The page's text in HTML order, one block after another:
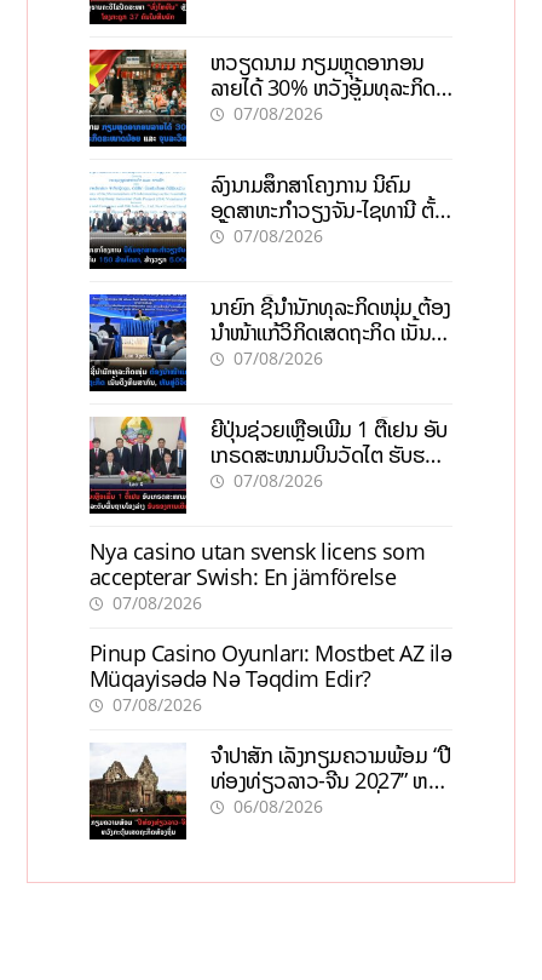
ຫວຽດນາມ ກຽມຫຼຸດອາກອນ
ລາຍໄດ້ 30% ຫວັງອູ້ມທຸລະກິດ
ຂະໜາດນ້ອຍ ແລະ ຈຸນລະ
07/08/2026
ລົງນາມສຶກສາໂຄງການ ນິຄົມ
ອຸດສາຫະກຳວຽງຈັນ-ໄຊທານີ ຕັ້ງ
ເປົ້າດຶງທຶນ 150 ລ້ານໂດລາ, ສ້າງ
07/08/2026
ນາຍົກ ຊີ້ນຳນັກທຸລະກິດໜຸ່ມ ຕ້ອງ
ນຳໜ້າແກ້ວິກິດເສດຖະກິດ ເນັ້ນດຶງ
ທຶນສາກົນ, ຫັນສູ່ດິຈິຕອນ
07/08/2026
ຍີ່ປຸ່ນຊ່ວຍເຫຼືອເພີ່ມ 1 ຕື້ເຢນ ອັບ
ເກຣດສະໜາມບິນວັດໄຕ ຮັບຮອງ
ການເຕີບໂຕ
07/08/2026
Nya casino utan svensk licens som
accepterar Swish: En jämförelse
07/08/2026
Pinup Casino Oyunları: Mostbet AZ ilə
Müqayisədə Nə Təqdim Edir?
07/08/2026
ຈຳປາສັກ ເລັ່ງກຽມຄວາມພ້ອມ “ປີ
ທ່ອງທ່ຽວລາວ-ຈີນ 2027” ຫວັງ
ກະຕຸ້ນເສດຖະກິດທ້ອງຖິ່ນ
06/08/2026